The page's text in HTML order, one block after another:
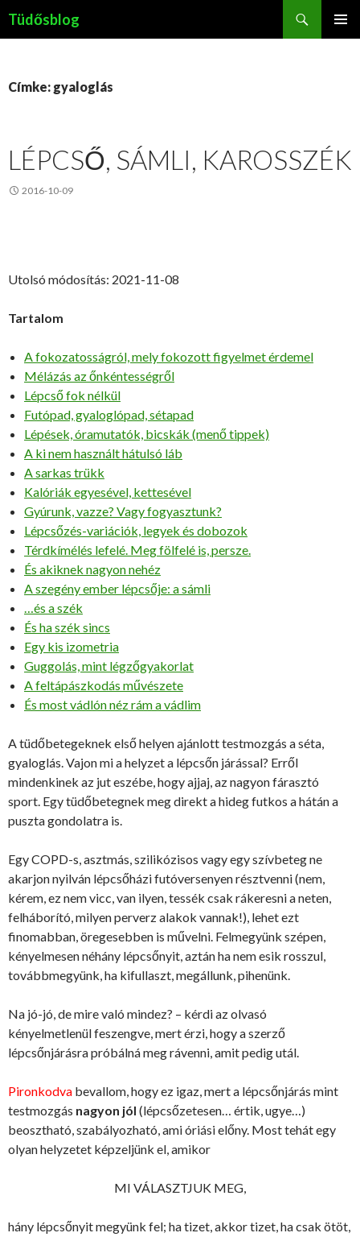
Tüdősblog
Címke: gyaloglás
LÉPCSŐ, SÁMLI, KAROSSZÉK
2016-10-09
Utolsó módosítás: 2021-11-08
Tartalom
A fokozatosságról, mely fokozott figyelmet érdemel
Mélázás az őnkéntességről
Lépcső fok nélkül
Futópad, gyaloglópad, sétapad
Lépések, óramutatók, bicskák (menő tippek)
A ki nem használt hátulsó láb
A sarkas trükk
Kalóriák egyesével, kettesével
Gyúrunk, vazze? Vagy fogyasztunk?
Lépcsőzés-variációk, legyek és dobozok
Térdkímélés lefelé. Meg fölfelé is, persze.
És akiknek nagyon nehéz
A szegény ember lépcsője: a sámli
…és a szék
És ha szék sincs
Egy kis izometria
Guggolás, mint légzőgyakorlat
A feltápászkodás művészete
És most vádlón néz rám a vádlim
A tüdőbetegeknek első helyen ajánlott testmozgás a séta,
gyaloglás. Vajon mi a helyzet a lépcsőn járással? Erről
mindenkinek az jut eszébe, hogy ajjaj, az nagyon fárasztó
sport. Egy tüdőbetegnek meg direkt a hideg futkos a hátán a
puszta gondolatra is.
Egy COPD-s, asztmás, szilikózisos vagy egy szívbeteg ne
akarjon nyilván lépcsőházi futóversenyen résztvenni (nem,
kérem, ez nem vicc, van ilyen, tessék csak rákeresni a neten,
felháborító, milyen perverz alakok vannak!), lehet ezt
finomabban, öregesebben is művelni. Felmegyünk szépen,
kényelmesen néhány lépcsőnyit, aztán ha nem esik rosszul,
továbbmegyünk, ha kifullaszt, megállunk, pihenünk.
Na jó-jó, de mire való mindez? – kérdi az olvasó
kényelmetlenül feszengve, mert érzi, hogy a szerző
lépcsőnjárásra próbálná meg rávenni, amit pedig utál.
Pironkodva bevallom, hogy ez igaz, mert a lépcsőnjárás mint
testmozgás nagyon jól (lépcsőzetesen… értik, ugye…)
beosztható, szabályozható, ami óriási előny. Most tehát egy
olyan helyzetet képzeljünk el, amikor
MI VÁLASZTJUK MEG,
hány lépcsőnyit megyünk fel; ha tizet, akkor tizet, ha csak ötöt,